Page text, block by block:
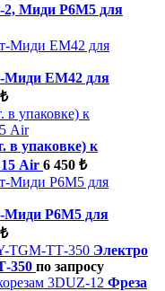
2, Миди Р6М5 для
Миди ЕМ42 для
упаковке) к
Air 6 450 ₺
Миди Р6М5 для
Электро
350 по запросу
Фреза